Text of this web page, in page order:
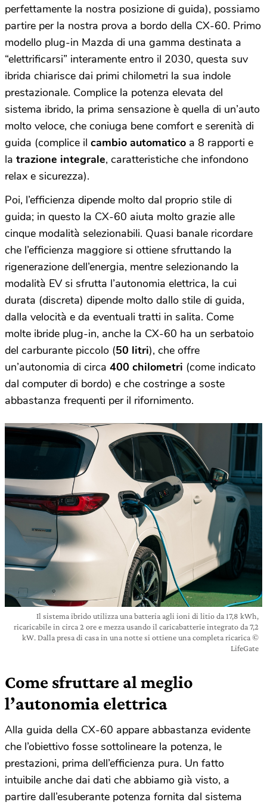
perfettamente la nostra posizione di guida), possiamo
partire per la nostra prova a bordo della CX-60. Primo
modello plug-in Mazda di una gamma destinata a
“elettrificarsi” interamente entro il 2030, questa suv
ibrida chiarisce dai primi chilometri la sua indole
prestazionale. Complice la potenza elevata del
sistema ibrido, la prima sensazione è quella di un’auto
molto veloce, che coniuga bene comfort e serenità di
guida (complice il cambio automatico a 8 rapporti e
la trazione integrale, caratteristiche che infondono
relax e sicurezza).
Poi, l’efficienza dipende molto dal proprio stile di
guida; in questo la CX-60 aiuta molto grazie alle
cinque modalità selezionabili. Quasi banale ricordare
che l’efficienza maggiore si ottiene sfruttando la
rigenerazione dell’energia, mentre selezionando la
modalità EV si sfrutta l’autonomia elettrica, la cui
durata (discreta) dipende molto dallo stile di guida,
dalla velocità e da eventuali tratti in salita. Come
molte ibride plug-in, anche la CX-60 ha un serbatoio
del carburante piccolo (50 litri), che offre
un’autonomia di circa 400 chilometri (come indicato
dal computer di bordo) e che costringe a soste
abbastanza frequenti per il rifornimento.
Il sistema ibrido utilizza una batteria agli ioni di litio da 17,8 kWh,
ricaricabile in circa 2 ore e mezza usando il caricabatterie integrato da 7,2
kW. Dalla presa di casa in una notte si ottiene una completa ricarica ©
LifeGate
Come sfruttare al meglio
l’autonomia elettrica
Alla guida della CX-60 appare abbastanza evidente
che l’obiettivo fosse sottolineare la potenza, le
prestazioni, prima dell’efficienza pura. Un fatto
intuibile anche dai dati che abbiamo già visto, a
partire dall’esuberante potenza fornita dal sistema